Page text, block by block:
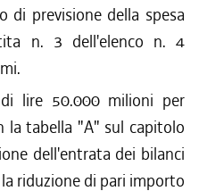
di previsione della spesa
n. 3 dell'elenco n. 4
lire 50.000 milioni per
la tabella "A" sul capitolo
dell'entrata dei bilanci
riduzione di pari importo